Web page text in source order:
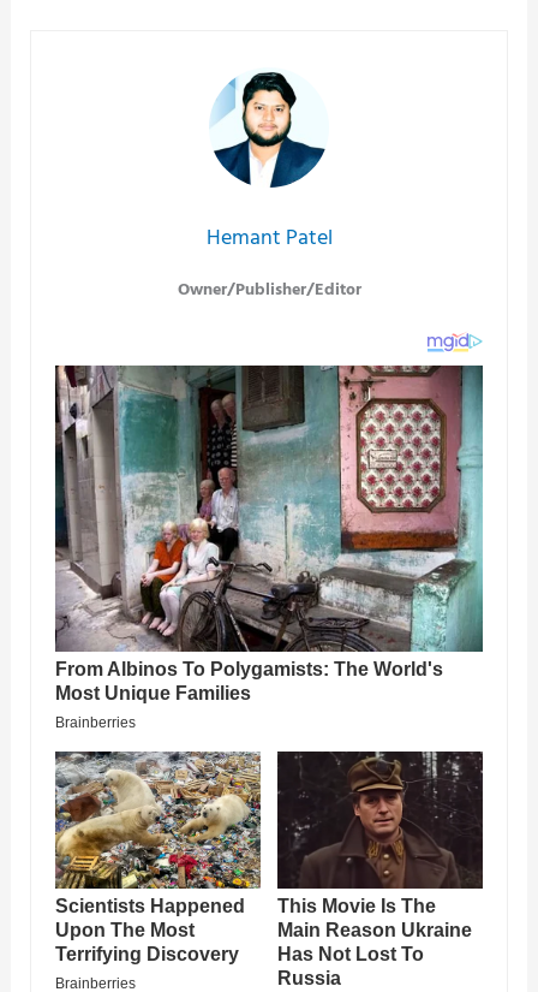
Hemant Patel
Owner/Publisher/Editor